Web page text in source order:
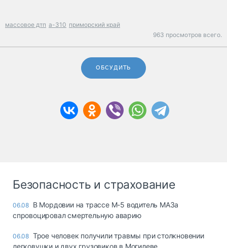
массовое дтп а-310 приморский край
963 просмотров всего.
ОБСУДИТЬ
Безопасность и страхование
06.08 В Мордовии на трассе М-5 водитель МАЗа
спровоцировал смертельную аварию
06.08 Трое человек получили травмы при столкновении
легковушки и двух грузовиков в Могилеве